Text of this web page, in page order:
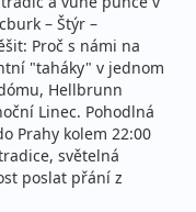
– Štýr –
Proč s námi na
"taháky" v jednom
Hellbrunn
Linec. Pohodlná
Prahy kolem 22:00
světelná
poslat přání z